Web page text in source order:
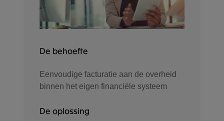
De behoefte
Eenvoudige facturatie aan de overheid
binnen het eigen financiële systeem
De oplossing